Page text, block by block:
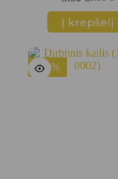
Original
price
was:
Current
price
is:
Į krepšelį
-50%